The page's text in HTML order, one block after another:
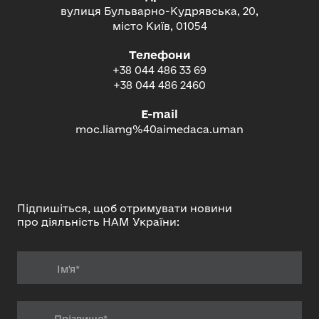
вулиця Бульварно-Кудрявська, 20,
місто Київ, 01054
Телефони
+38 044 486 33 69
+38 044 486 2460
E-mail
moc.liamg%40aimedaca.uman
Підпишіться, щоб отримувати новини
про діяльність НАМ України: